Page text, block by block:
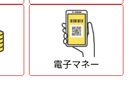
電子マネー